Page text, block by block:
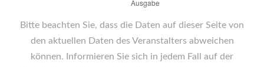
Bitte beachten Sie, dass die Daten auf dieser Seite von
den aktuellen Daten des Veranstalters abweichen
können. Informieren Sie sich in jedem Fall auf der